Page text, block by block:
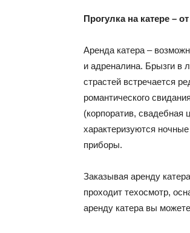
Прогулка на катере –
Аренда катера –
и адреналина. Брызги в
страстей встречается
романтического
(корпоратив,
характеризуются
приборы.
Заказывая аренду
проходит техосмотр,
аренду катера вы